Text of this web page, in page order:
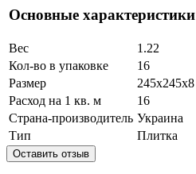
Основные характеристики
Вес
1.22
Кол-во в упаковке
16
Размер
245х245х8
Расход на 1 кв. м
16
Страна-производитель Украина
Тип
Плитка
Оставить отзыв